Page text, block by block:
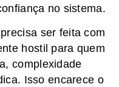
no sistema.
ser feita com
hostil para quem
complexidade
Isso encarece o